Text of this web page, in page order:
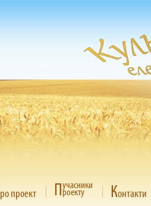
ро проект Пучасники
роекту Контакти